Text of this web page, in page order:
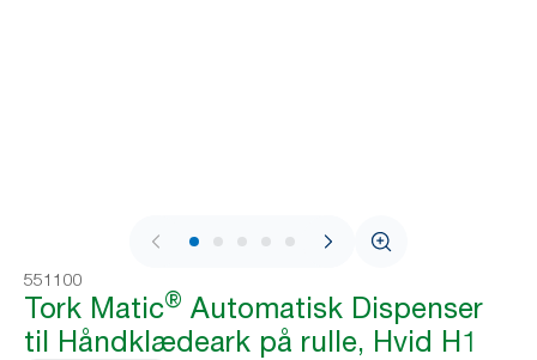
1 / 9
551100
Tork Matic® Automatisk Dispenser
til Håndklædeark på rulle, Hvid H1